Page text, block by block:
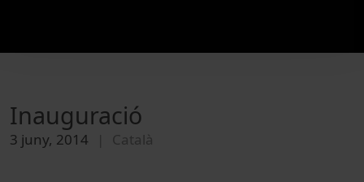
Inauguració
3 juny, 2014 Català